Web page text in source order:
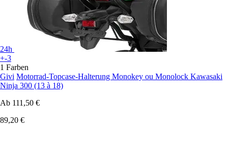
24h
+-3
1 Farben
Givi Motorrad-Topcase-Halterung Monokey ou Monolock Kawasaki
Ninja 300 (13 à 18)
Ab 111,50 €
89,20 €